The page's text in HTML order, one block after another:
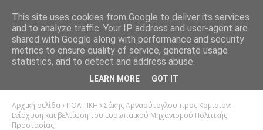
Αρχική σελίδα ΠΟΛΙΤΙΚΗ
Σάκης Αρναούτογλου προς Κομισιόν:
Ενίσχυση και βελτίωση του Ευρωπαϊκού Μηχανισμού Πολιτικής
Προστασίας.
This site uses cookies from Google to deliver its services
and to analyze traffic. Your IP address and user-agent are
shared with Google along with performance and security
metrics to ensure quality of service, generate usage
statistics, and to detect and address abuse.
LEARN MORE GOT IT